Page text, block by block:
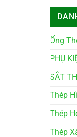
Ống
PHỤ
SẮT
Thép
Thép
Thép